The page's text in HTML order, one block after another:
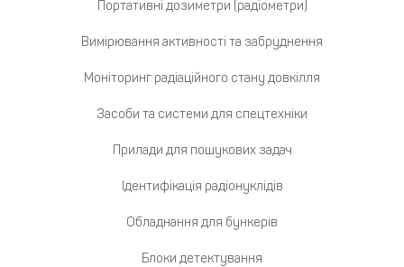
Портативні дозиметри (радіометри)
Вимірювання активності та забруднення
Моніторинг радіаційного стану довкілля
Засоби та системи для спецтехніки
Прилади для пошукових задач
Ідентифікація радіонуклідів
Обладнання для бункерів
Блоки детектування